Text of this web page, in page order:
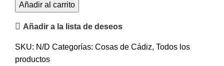
Añadir al carrito
Añadir a la lista de deseos
SKU: N/D Categorías: Cosas de Cádiz, Todos los
productos